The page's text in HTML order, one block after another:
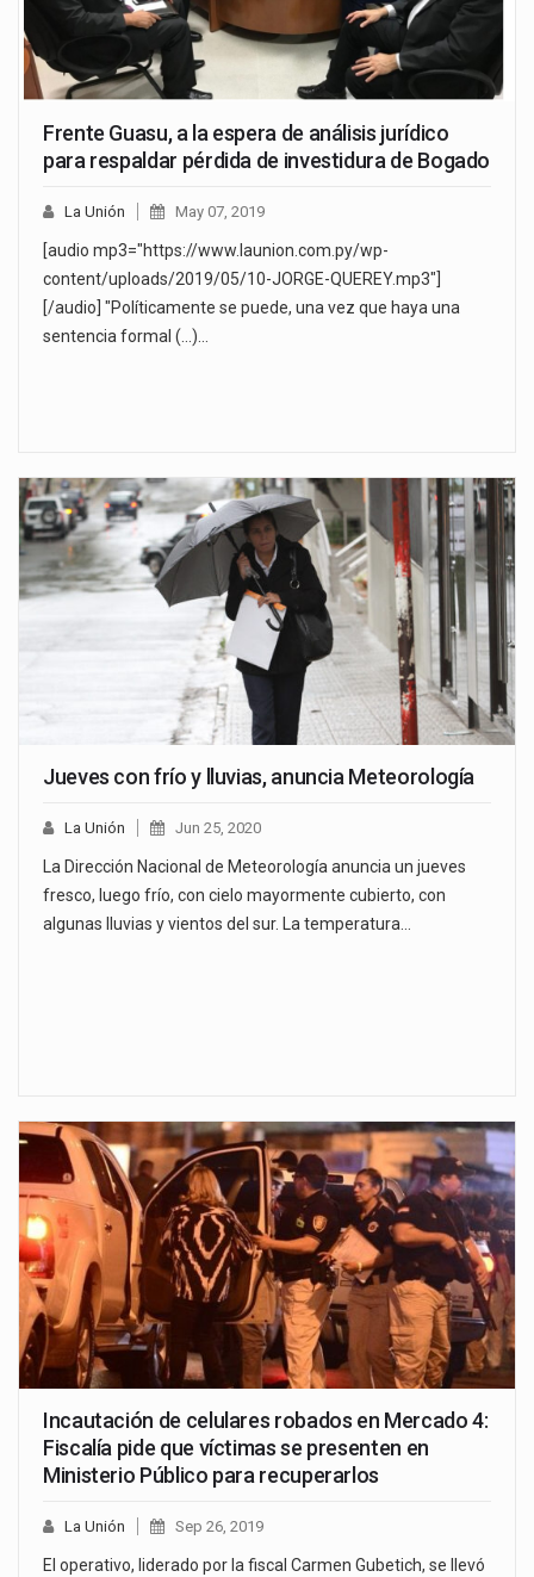
Frente Guasu, a la espera de análisis jurídico
para respaldar pérdida de investidura de Bogado
La Unión May 07, 2019
[audio mp3="https://www.launion.com.py/wp-
content/uploads/2019/05/10-JORGE-QUEREY.mp3"]
[/audio] "Políticamente se puede, una vez que haya una
sentencia formal (...)…
Jueves con frío y lluvias, anuncia Meteorología
La Unión Jun 25, 2020
La Dirección Nacional de Meteorología anuncia un jueves
fresco, luego frío, con cielo mayormente cubierto, con
algunas lluvias y vientos del sur. La temperatura…
Incautación de celulares robados en Mercado 4:
Fiscalía pide que víctimas se presenten en
Ministerio Público para recuperarlos
La Unión Sep 26, 2019
El operativo, liderado por la fiscal Carmen Gubetich, se llevó